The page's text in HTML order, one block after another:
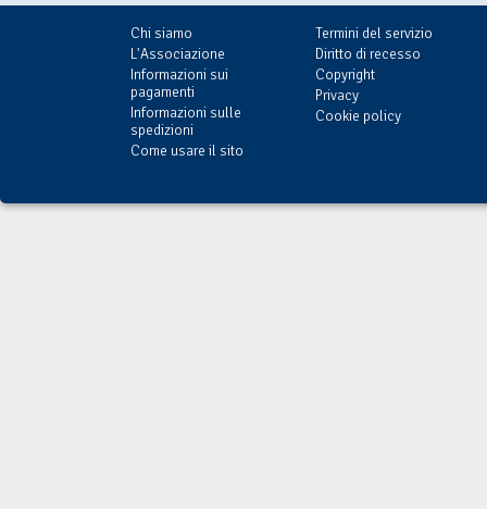
Chi siamo
L'Associazione
Informazioni sui
pagamenti
Informazioni sulle
spedizioni
Come usare il sito
Termini del servizio
Diritto di recesso
Copyright
Privacy
Cookie policy